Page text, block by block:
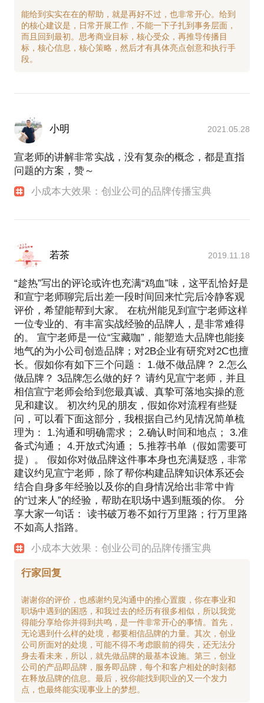
回以及知识付费课程的分销业务方面有过许多成功实
践。
2014年至今，宣宁也先后为创业服务平台微链，网易
当前，宣宁在网易任事业部品牌公关、市场、BD和用
户拉新事务负责人。
宣宁于2007年毕业于中国外交官的摇篮——外交学
院，拥有外交学和英语两个学士学位，他在学生时代
就热衷于策划和组织活动，并在毕业前把公关作为职
宣宁在日常热衷于慢跑、旅行、阅读和美食，他认为
品牌&公关人首先应该是一个有趣而热爱生活的人，
只有这样才能在工作中时刻充满奋斗的热情，创意的
激情和思考的动力。 宣宁愿意把他在职场多年积累的
知识和经验与您做真诚的分享。
能给到实实在在的帮助，就是再好不过，也非常开心。给到
的核心建议是，日常开展工作，不能一下子扎到事务层面，
而且回到最初。思考商业目标，核心受众，再推导传播目
标，核心信息，核心策略，然后才有具体亮点创意和执行手
小明 2021.05.28
宣老师的讲解非常实战，没有复杂的概念，都是直指
问题的方案，赞～
小成本大效果：创业公司的品牌传播宝典
若茶 2019.11.18
“趁热”写出的评论或许也充满“鸡血”味，这平乱恰好是
和宣宁老师聊完后出差一段时间回来忙完后冷静客观
评价，希望能帮到大家。 在杭州能见到宣宁老师这样
一位专业的、有丰富实战经验的品牌人，是非常难得
的。 宣宁老师是一位“宝藏咖”，能塑造大品牌也能接
地气的为小公司创造品牌；对2B企业有研究对2C也擅
长。假如你有如下三个问题： 1.做不做品牌？ 2.怎么
做品牌？ 3品牌怎么做的好？ 请约见宣宁老师，并且
相信宣宁老师会给到您最真诚、真挚可落地实操的意
见和建议。 初次约见的朋友，假如你对流程有些疑
问，可以看下面这部分，我根据自己约见情况简单梳
理为： 1.沟通和明确需求； 2.确认时间和地点； 3.准
备式沟通； 4.开放式沟通； 5.推荐书单（假如需要可
提）。 假如你对做品牌这件事本身也充满疑惑，非常
建议约见宣宁老师，除了帮你构建品牌知识体系还会
结合自身多年经验以及你的自身情况给出非常中肯
的“过来人”的经验，帮助在职场中遇到瓶颈的你。 分
享大家一句话： 读书破万卷不如行万里路；行万里路
不如高人指路。
小成本大效果：创业公司的品牌传播宝典
行家回复
谢谢你的评价，也感谢约见沟通中的推心置腹，你在事业和
职场中遇到的困惑，和我过去的经历有很多相似，所以我觉
得能分享给你并得到共鸣，是一件非常开心的事情。首先，
无论遇到什么样的处境，都要相信品牌的力量。其次，创业
公司所面对的处境，可能不得不考虑眼前的得失，还无法分
身去看未来，所以，就先做品牌的最基本设施。第三，创业
公司的产品即品牌，服务即品牌，每个和客户相处的时刻都
在释放品牌的信息。最后，祝你能找到职业的又一个发力